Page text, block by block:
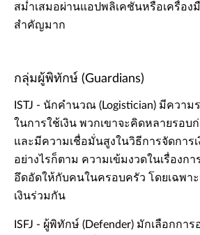
สม่ำเสมอผ่านแอปพลิเคชันหรือเครื่อง
สำคัญมาก
กลุ่มผู้พิทักษ์ (Guardians)
ISTJ - นักคำนวณ (Logistician) มีความ
ในการใช้เงิน พวกเขาจะคิดหลายรอบ
และมีความเชื่อมั่นสูงในวิธีการจัดการเ
อย่างไรก็ตาม ความเข้มงวดในเรื่องกา
อึดอัดให้กับคนในครอบครัว โดยเฉพาะ
เงินร่วมกัน
ISFJ - ผู้พิทักษ์ (Defender) มักเลือกกา